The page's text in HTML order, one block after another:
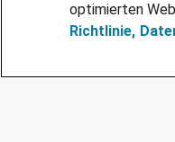
optimierten
Richtlinie,